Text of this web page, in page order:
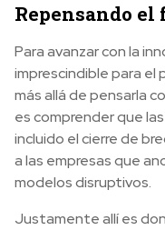
Repensando el
Para avanzar con la
imprescindible para el
más allá de pensarla
es comprender que
incluido el cierre de
a las empresas que
modelos disruptivos.
Justamente allí es